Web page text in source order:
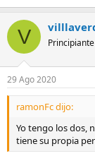
V Principiante
29 Ago 2020
ramonFc dijo:
Yo tengo los dos,
tiene su propia